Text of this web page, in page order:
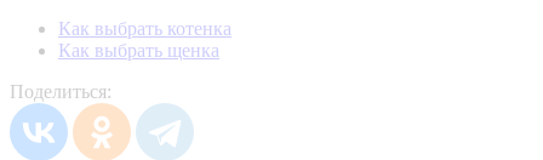
Как выбрать котенка
Как выбрать щенка
Поделиться: